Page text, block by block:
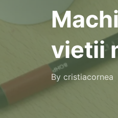
vietii
By cristiacornea